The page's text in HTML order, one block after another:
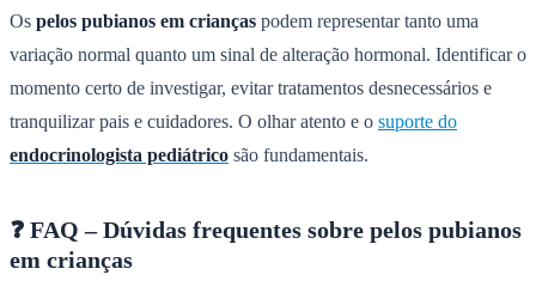
Os pelos pubianos em crianças podem representar tanto uma
variação normal quanto um sinal de alteração hormonal. Identificar o
momento certo de investigar, evitar tratamentos desnecessários e
tranquilizar pais e cuidadores. O olhar atento e o suporte do
endocrinologista pediátrico são fundamentais.
❓ FAQ – Dúvidas frequentes sobre pelos pubianos
em crianças